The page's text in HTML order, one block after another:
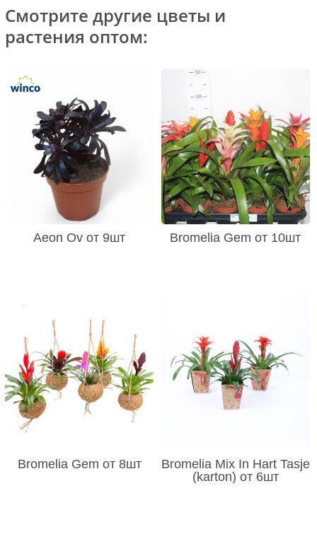
Смотрите другие цветы и
растения оптом:
Aeon Ov от 9шт Bromelia Gem от 10шт
Bromelia Gem от 8шт
Bromelia Mix In Hart Tasje
(karton) от 6шт